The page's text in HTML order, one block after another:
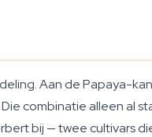
Aan de Papaya-
combinatie alleen al
bij — twee cultivars